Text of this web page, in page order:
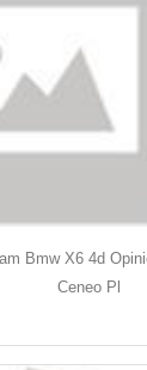
Bmw X6 4d
Ceneo Pl